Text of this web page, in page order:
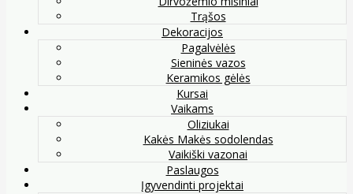
Trąšos
Dekoracijos
Pagalvėlės
Sieninės vazos
Keramikos gėlės
Kursai
Vaikams
Oliziukai
Kakės Makės sodolendas
Vaikiški vazonai
Paslaugos
Įgyvendinti projektai